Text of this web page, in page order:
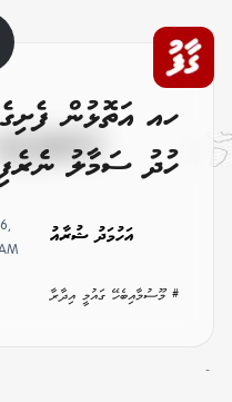
ހއ އަތޮޅުން
ހުދު ސަމާލު
އަހުމަދު ޝުރާއު
# މޫސުމާއިބެހޭ ގައުމީ އިދާރާ
-